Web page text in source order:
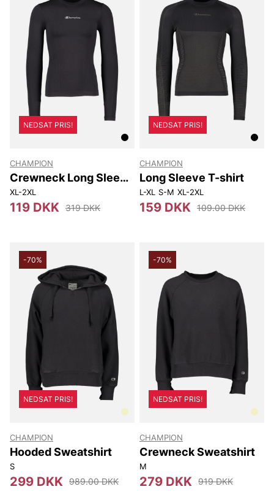
NEDSAT PRIS!
CHAMPION
Crewneck Long Sleeve
T-shirt
XL-2XL
119 DKK 319 DKK
NEDSAT PRIS!
CHAMPION
Long Sleeve T-shirt
L-XL S-M XL-2XL
159 DKK 109.00 DKK
-70%
NEDSAT PRIS!
CHAMPION
Hooded Sweatshirt
S
299 DKK 989.00 DKK
-70%
NEDSAT PRIS!
CHAMPION
Crewneck Sweatshirt
M
279 DKK 919 DKK